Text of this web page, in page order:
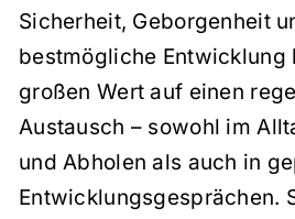
Kontakt &
Sicherheit, Geborgenheit
bestmögliche Entwicklung
großen Wert auf einen
Austausch – sowohl im
und Abholen als auch in
Entwicklungsgesprächen.